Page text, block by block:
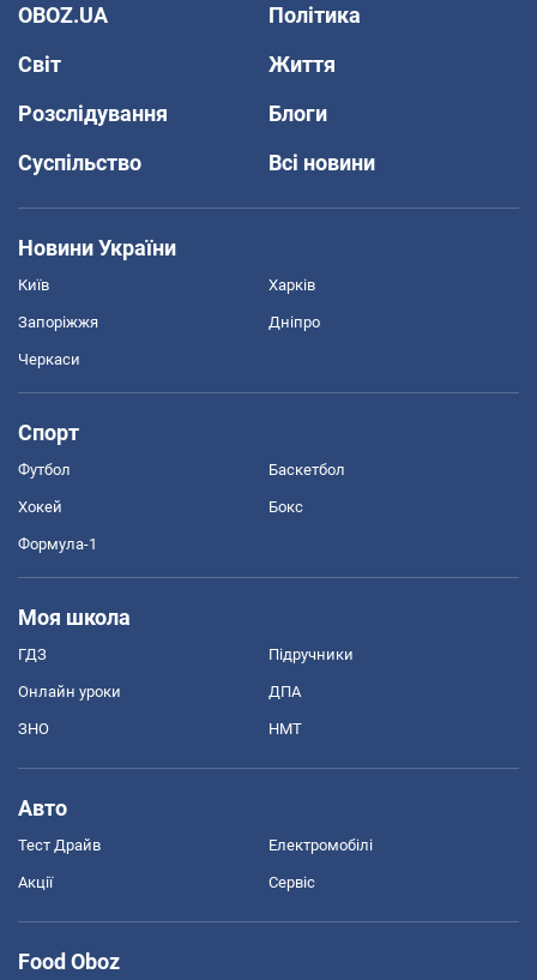
OBOZ.UA
Політика
Світ
Життя
Розслідування
Блоги
Суспільство
Всі новини
Новини України
Київ Харків
Запоріжжя Дніпро
Черкаси
Спорт
Футбол Баскетбол
Хокей Бокс
Формула-1
Моя школа
ГДЗ Підручники
Онлайн уроки ДПА
ЗНО НМТ
Авто
Тест Драйв Електромобілі
Акції Сервіс
Food Oboz